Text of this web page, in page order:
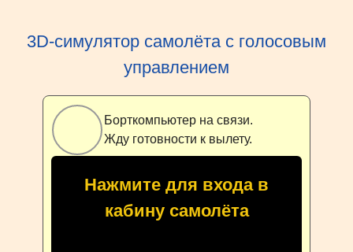
3D-симулятор самолёта с голосовым
управлением
Борткомпьютер на связи.
Жду готовности к вылету.
Нажмите для входа в
кабину самолёта